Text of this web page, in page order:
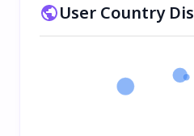
User Country